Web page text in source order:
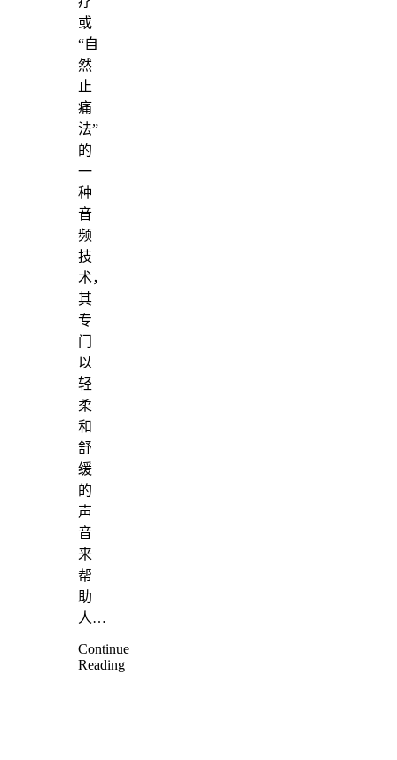
或
“自
然
止
痛
法”
的
一
种
音
频
技
术，
其
专
门
以
轻
柔
和
舒
缓
的
声
音
来
帮
助
人…
Continue
Reading